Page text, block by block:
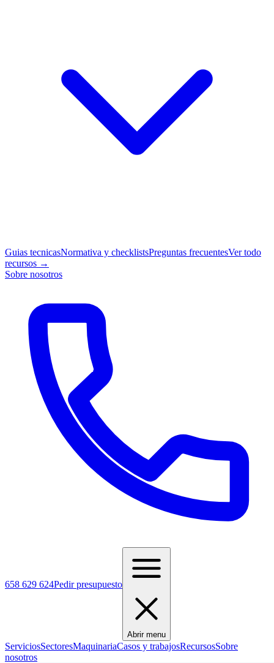
Guias tecnicasNormativa y checklistsPreguntas frecuentesVer todo
recursos →
Sobre nosotros
658 629 624Pedir presupuesto
Abrir menu
ServiciosSectoresMaquinariaCasos y trabajosRecursosSobre
nosotros